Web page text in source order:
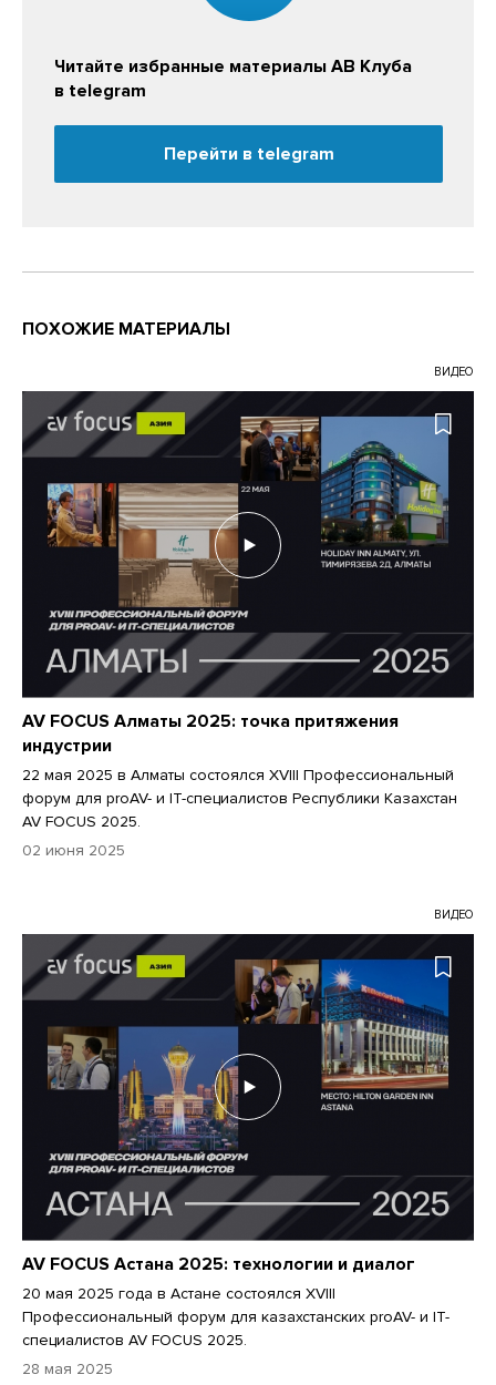
Читайте избранные материалы АВ Клуба
в telegram
Перейти в telegram
ПОХОЖИЕ МАТЕРИАЛЫ
ВИДЕО
AV FOCUS Алматы 2025: точка притяжения
индустрии
22 мая 2025 в Алматы состоялся XVIII Профессиональный
форум для proAV- и IT-специалистов Республики Казахстан
AV FOCUS 2025.
02 июня 2025
ВИДЕО
AV FOCUS Астана 2025: технологии и диалог
20 мая 2025 года в Астане состоялся XVIII
Профессиональный форум для казахстанских proAV- и IT-
специалистов AV FOCUS 2025.
28 мая 2025